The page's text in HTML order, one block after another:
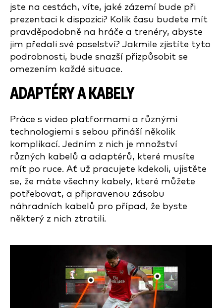
jste na cestách, víte, jaké zázemí bude při
prezentaci k dispozici? Kolik času budete mít
pravděpodobně na hráče a trenéry, abyste
jim předali své poselství? Jakmile zjistíte tyto
podrobnosti, bude snazší přizpůsobit se
omezením každé situace.
ADAPTÉRY A KABELY
Práce s video platformami a různými
technologiemi s sebou přináší několik
komplikací. Jedním z nich je množství
různých kabelů a adaptérů, které musíte
mít po ruce. Ať už pracujete kdekoli, ujistěte
se, že máte všechny kabely, které můžete
potřebovat, a připravenou zásobu
náhradních kabelů pro případ, že byste
některý z nich ztratili.